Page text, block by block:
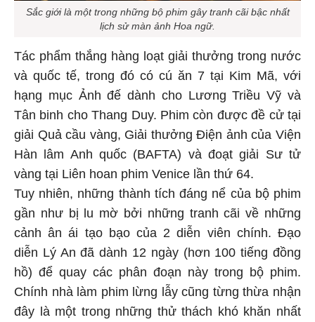
Sắc giới là một trong những bộ phim gây tranh cãi bậc nhất
lịch sử màn ảnh Hoa ngữ.
Tác phẩm thắng hàng loạt giải thưởng trong nước
và quốc tế, trong đó có cú ăn 7 tại Kim Mã, với
hạng mục Ảnh đế dành cho Lương Triều Vỹ và
Tân binh cho Thang Duy. Phim còn được đề cử tại
giải Quả cầu vàng, Giải thưởng Điện ảnh của Viện
Hàn lâm Anh quốc (BAFTA) và đoạt giải Sư tử
vàng tại Liên hoan phim Venice lần thứ 64.
Tuy nhiên, những thành tích đáng nể của bộ phim
gần như bị lu mờ bởi những tranh cãi về những
cảnh ân ái tạo bạo của 2 diễn viên chính. Đạo
diễn Lý An đã dành 12 ngày (hơn 100 tiếng đồng
hồ) để quay các phân đoạn này trong bộ phim.
Chính nhà làm phim lừng lẫy cũng từng thừa nhận
đây là một trong những thử thách khó khăn nhất